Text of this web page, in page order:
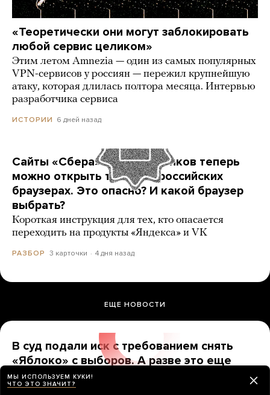
«Теоретически они могут заблокировать
любой сервис целиком»
Этим летом Amnezia — один из самых популярных
VPN-сервисов у россиян — пережил крупнейшую
атаку, которая длилась полтора месяца. Интервью
разработчика сервиса
ИСТОРИИ 6 дней назад
Сайты «Сбера» и других банков теперь
можно открыть только в российских
браузерах. Это опасно? И какой браузер
выбрать?
Короткая инструкция для тех, кто опасается
переходить на продукты «Яндекса» и VK
РАЗБОР 3 карточки 4 дня назад
ЕЩЕ НОВОСТИ
В суд подали иск с требованием снять
«Яблоко» с выборов. А разве это еще
можно сделать?
До какой даты надо продержаться, чтобы партию
МЫ ИСПОЛЬЗУЕМ КУКИ!
ЧТО ЭТО ЗНАЧИТ?